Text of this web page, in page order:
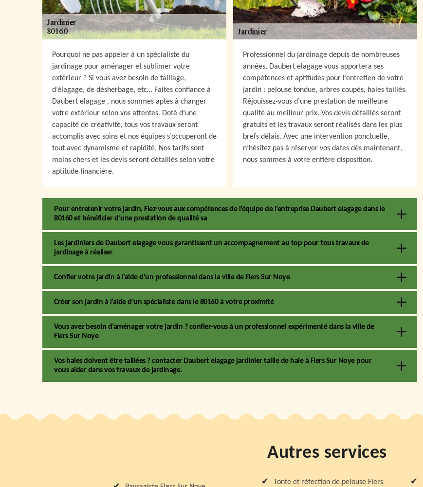
Pourquoi ne pas appeler à un spécialiste du
jardinage pour aménager et sublimer votre
extérieur ? Si vous avez besoin de taillage,
d’élagage, de désherbage, etc… Faites confiance à
Daubert elagage , nous sommes aptes à changer
votre extérieur selon vos attentes. Doté d’une
capacité de créativité, tous vos travaux seront
accomplis avec soins et nos équipes s’occuperont de
tout avec dynamisme et rapidité. Nos tarifs sont
moins chers et les devis seront détaillés selon votre
aptitude financière.
Professionnel du jardinage depuis de nombreuses
années, Daubert elagage vous apportera ses
compétences et aptitudes pour l’entretien de votre
jardin : pelouse tondue, arbres coupés, haies taillés.
Réjouissez-vous d’une prestation de meilleure
qualité au meilleur prix. Vos devis détaillés seront
gratuits et les travaux seront réalisés dans les plus
brefs délais. Avec une intervention ponctuelle,
n’hésitez pas à réserver vos dates dès maintenant,
nous sommes à votre entière disposition.
Pour entretenir votre jardin, Fiez-vous aux compétences de l’équipe de l’entreprise Daubert elagage dans le
80160 et bénéficier d’une prestation de qualité sa
Les jardiniers de Daubert elagage vous garantissent un accompagnement au top pour tous travaux de
jardinage à réaliser
Confier votre jardin à l’aide d’un professionnel dans la ville de Flers Sur Noye
Créer son jardin à l’aide d’un spécialiste dans le 80160 à votre proximité
Vous avez besoin d’aménager votre jardin ? confier-vous à un professionnel expérimenté dans la ville de
Flers Sur Noye
Vos haies doivent être taillées ? contacter Daubert elagage jardinier taille de haie à Flers Sur Noye pour
vous aider dans vos travaux de jardinage.
Autres services
Tonte et réfection de pelouse Flers